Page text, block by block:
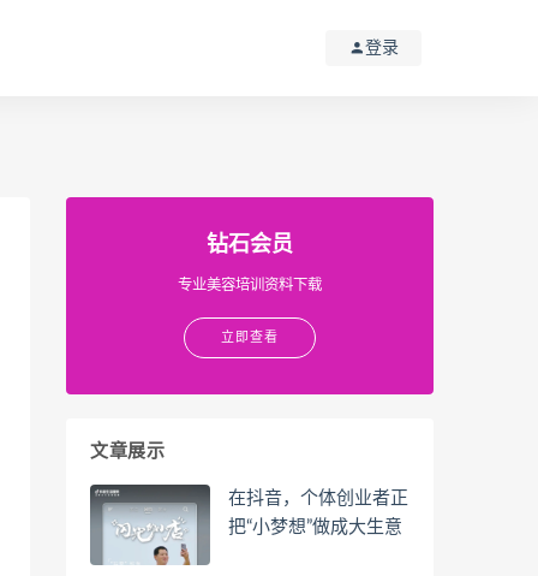
登录
钻石会员
专业美容培训资料下载
立即查看
文章展示
在抖音，个体创业者正
把“小梦想”做成大生意